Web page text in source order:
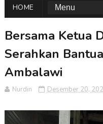
HOME
Bersama Ketua
Serahkan
Ambalawi
Nurdin Desember 20,